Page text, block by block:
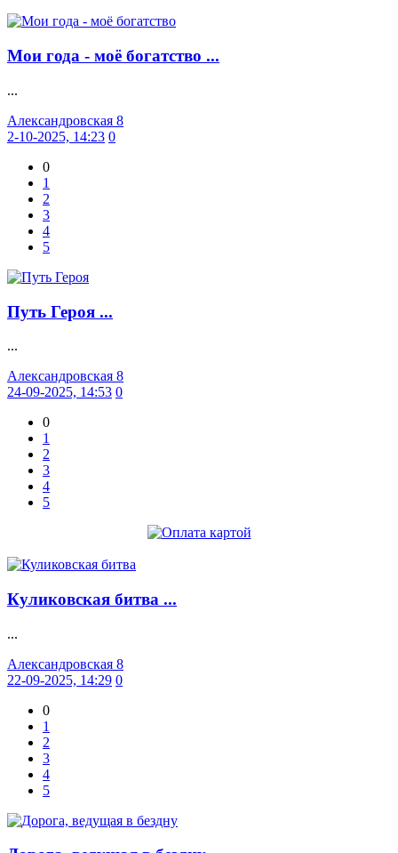
Мои года - моё богатство ...
...
Александровская 8
2-10-2025, 14:23 0
0
1
2
3
4
5
Путь Героя ...
...
Александровская 8
24-09-2025, 14:53 0
0
1
2
3
4
5
Куликовская битва ...
...
Александровская 8
22-09-2025, 14:29 0
0
1
2
3
4
5